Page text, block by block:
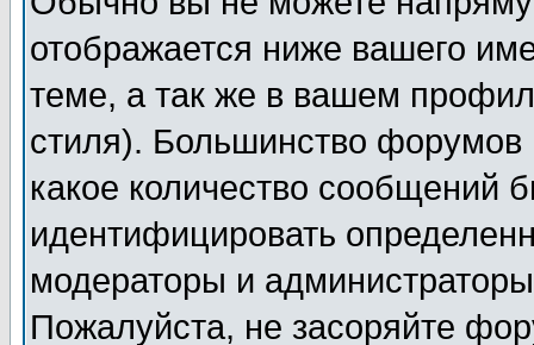
отображается ниже вашего
теме, а так же в вашем
стиля). Большинство форумов
какое количество сообщений
идентифицировать
модераторы и
Пожалуйста, не засоряйте